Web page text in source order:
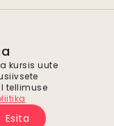
kursis uute
tellimuse
Esita